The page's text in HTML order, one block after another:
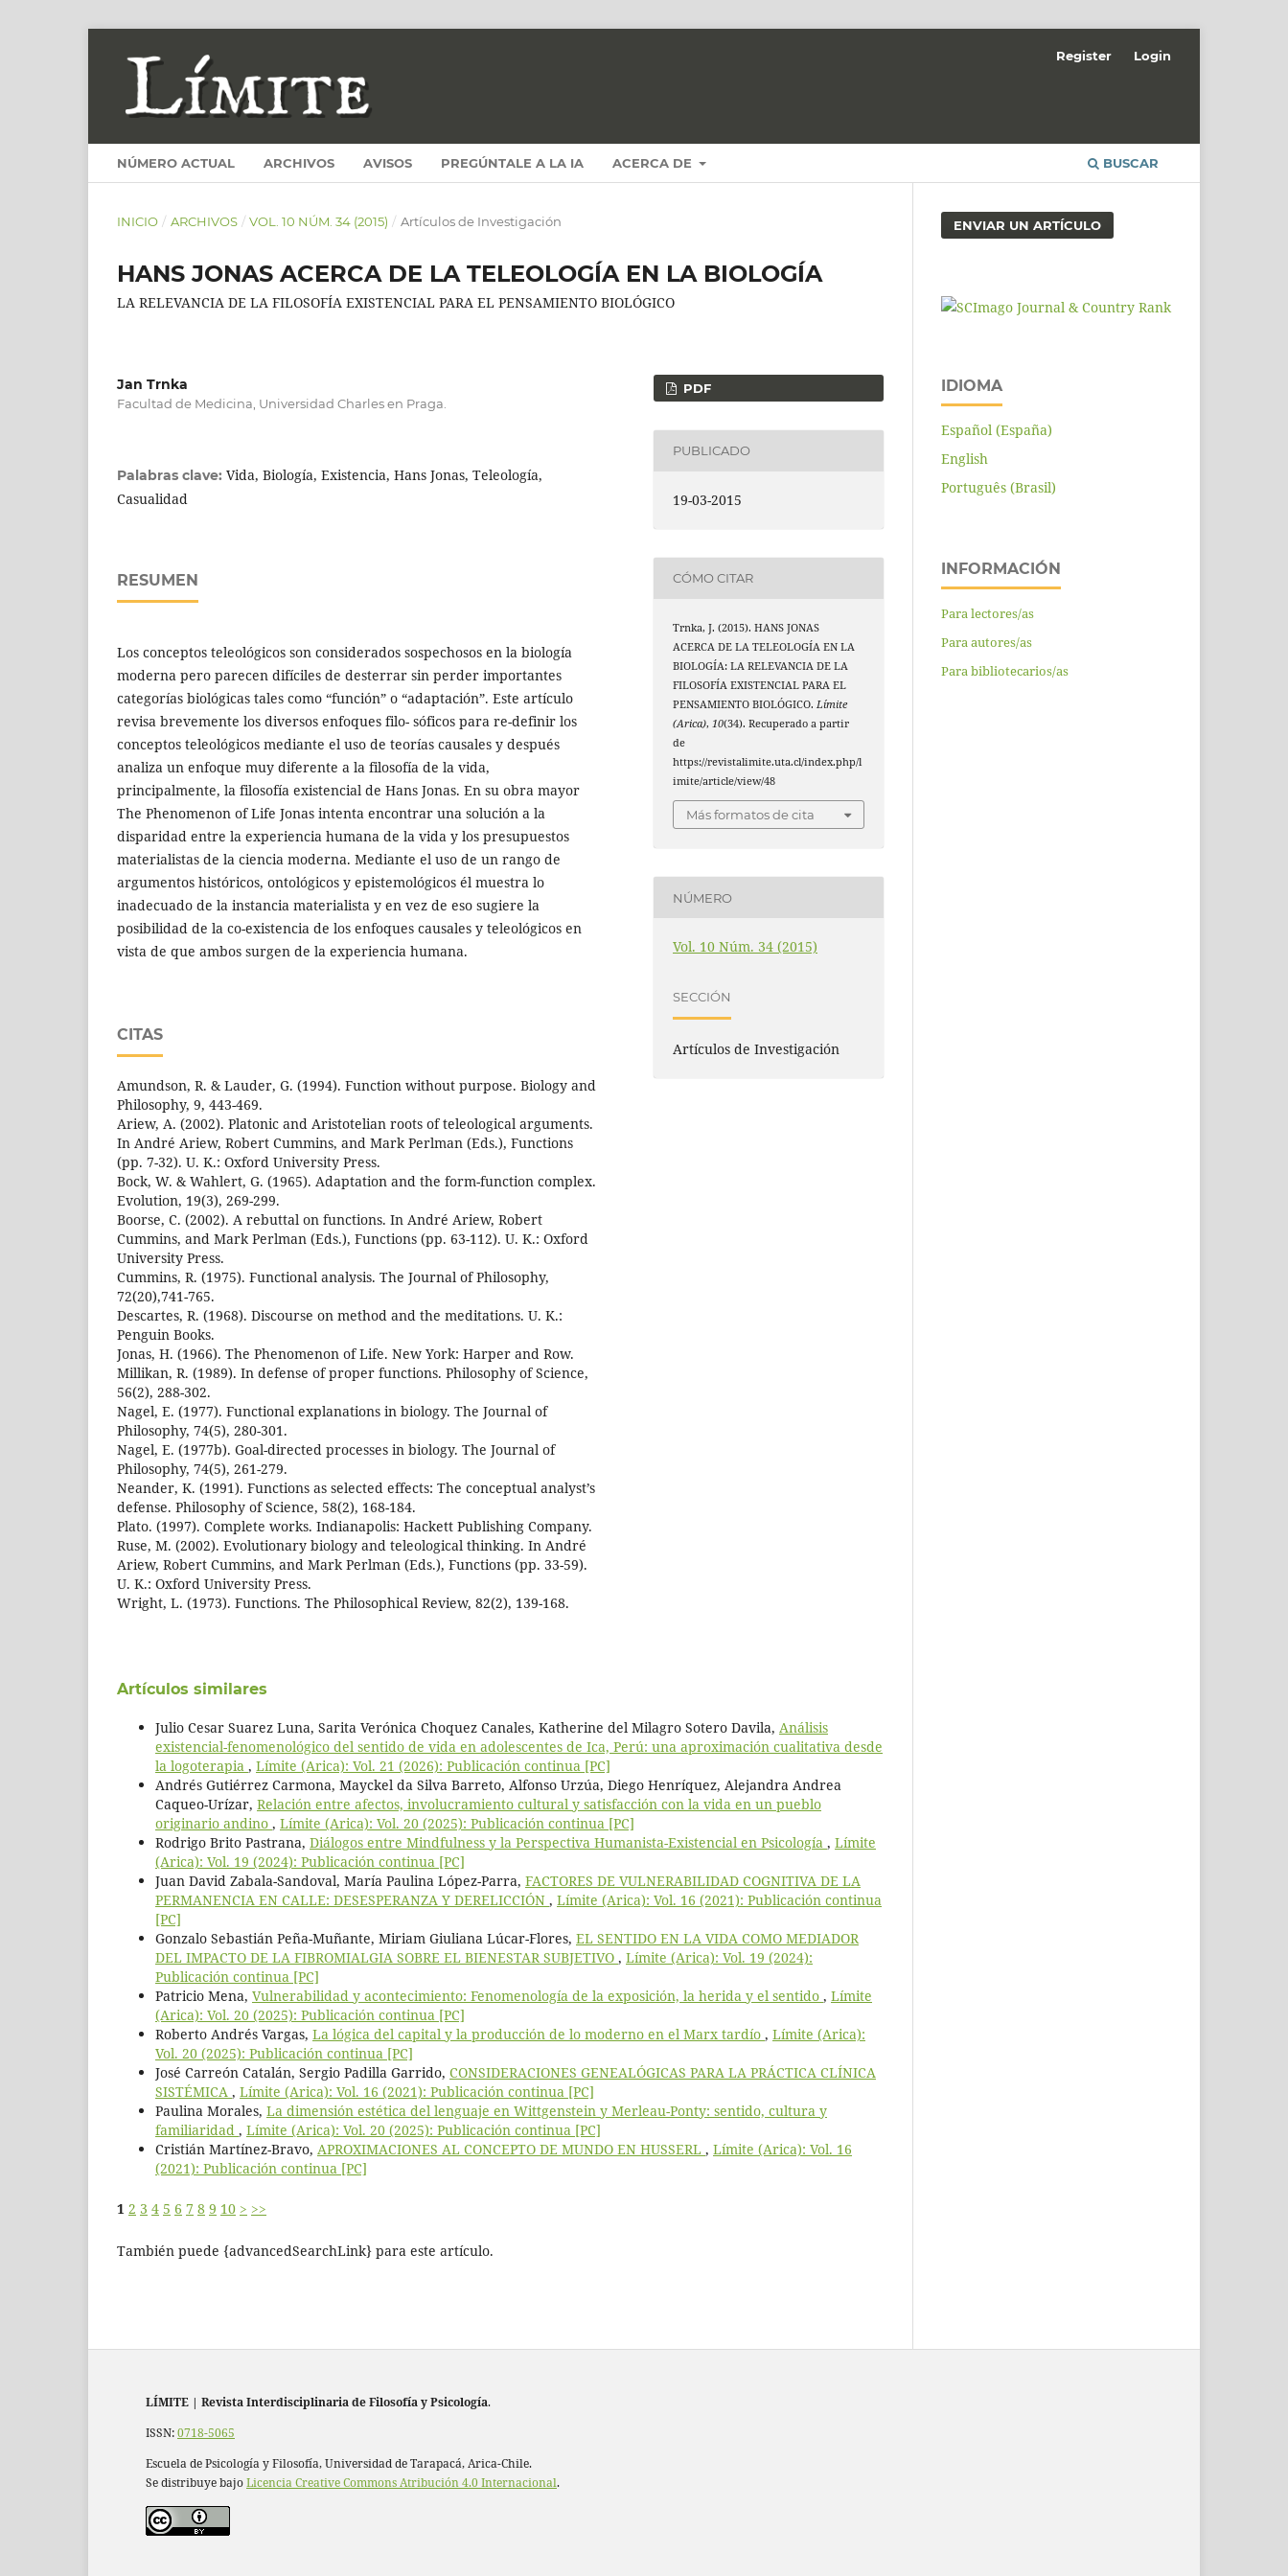
NÚMERO ACTUAL ARCHIVOS AVISOS PREGÚNTALE A LA IA ACERCA DE BUSCAR
Register Login
INICIO / ARCHIVOS / VOL. 10 NÚM. 34 (2015) / Artículos de Investigación
HANS JONAS ACERCA DE LA TELEOLOGÍA EN LA BIOLOGÍA
LA RELEVANCIA DE LA FILOSOFÍA EXISTENCIAL PARA EL PENSAMIENTO BIOLÓGICO
Jan Trnka
Facultad de Medicina, Universidad Charles en Praga.
Palabras clave: Vida, Biología, Existencia, Hans Jonas, Teleología,
Casualidad
RESUMEN
Los conceptos teleológicos son considerados sospechosos en la biología
moderna pero parecen difíciles de desterrar sin perder importantes
categorías biológicas tales como “función” o “adaptación”. Este artículo
revisa brevemente los diversos enfoques filo- sóficos para re-definir los
conceptos teleológicos mediante el uso de teorías causales y después
analiza un enfoque muy diferente a la filosofía de la vida,
principalmente, la filosofía existencial de Hans Jonas. En su obra mayor
The Phenomenon of Life Jonas intenta encontrar una solución a la
disparidad entre la experiencia humana de la vida y los presupuestos
materialistas de la ciencia moderna. Mediante el uso de un rango de
argumentos históricos, ontológicos y epistemológicos él muestra lo
inadecuado de la instancia materialista y en vez de eso sugiere la
posibilidad de la co-existencia de los enfoques causales y teleológicos en
vista de que ambos surgen de la experiencia humana.
CITAS
Amundson, R. & Lauder, G. (1994). Function without purpose. Biology and
Philosophy, 9, 443-469.
Ariew, A. (2002). Platonic and Aristotelian roots of teleological arguments.
In André Ariew, Robert Cummins, and Mark Perlman (Eds.), Functions
(pp. 7-32). U. K.: Oxford University Press.
Bock, W. & Wahlert, G. (1965). Adaptation and the form-function complex.
Evolution, 19(3), 269-299.
Boorse, C. (2002). A rebuttal on functions. In André Ariew, Robert
Cummins, and Mark Perlman (Eds.), Functions (pp. 63-112). U. K.: Oxford
University Press.
Cummins, R. (1975). Functional analysis. The Journal of Philosophy,
72(20),741-765.
Descartes, R. (1968). Discourse on method and the meditations. U. K.:
Penguin Books.
Jonas, H. (1966). The Phenomenon of Life. New York: Harper and Row.
Millikan, R. (1989). In defense of proper functions. Philosophy of Science,
56(2), 288-302.
Nagel, E. (1977). Functional explanations in biology. The Journal of
Philosophy, 74(5), 280-301.
Nagel, E. (1977b). Goal-directed processes in biology. The Journal of
Philosophy, 74(5), 261-279.
Neander, K. (1991). Functions as selected effects: The conceptual analyst’s
defense. Philosophy of Science, 58(2), 168-184.
Plato. (1997). Complete works. Indianapolis: Hackett Publishing Company.
Ruse, M. (2002). Evolutionary biology and teleological thinking. In André
Ariew, Robert Cummins, and Mark Perlman (Eds.), Functions (pp. 33-59).
U. K.: Oxford University Press.
Wright, L. (1973). Functions. The Philosophical Review, 82(2), 139-168.
PDF
PUBLICADO
19-03-2015
CÓMO CITAR
Trnka, J. (2015). HANS JONAS
ACERCA DE LA TELEOLOGÍA EN LA
BIOLOGÍA: LA RELEVANCIA DE LA
FILOSOFÍA EXISTENCIAL PARA EL
PENSAMIENTO BIOLÓGICO.Límite
(Arica),10(34). Recuperado a partir
de
https://revistalimite.uta.cl/index.php/l
imite/article/view/48
Más formatos de cita
NÚMERO
Vol. 10 Núm. 34 (2015)
SECCIÓN
Artículos de Investigación
Artículos similares
Julio Cesar Suarez Luna, Sarita Verónica Choquez Canales, Katherine del Milagro Sotero Davila, Análisis
existencial-fenomenológico del sentido de vida en adolescentes de Ica, Perú: una aproximación cualitativa desde
la logoterapia , Límite (Arica): Vol. 21 (2026): Publicación continua [PC]
Andrés Gutiérrez Carmona, Mayckel da Silva Barreto, Alfonso Urzúa, Diego Henríquez, Alejandra Andrea
Caqueo-Urízar, Relación entre afectos, involucramiento cultural y satisfacción con la vida en un pueblo
originario andino , Límite (Arica): Vol. 20 (2025): Publicación continua [PC]
Rodrigo Brito Pastrana, Diálogos entre Mindfulness y la Perspectiva Humanista-Existencial en Psicología , Límite
(Arica): Vol. 19 (2024): Publicación continua [PC]
Juan David Zabala-Sandoval, María Paulina López-Parra, FACTORES DE VULNERABILIDAD COGNITIVA DE LA
PERMANENCIA EN CALLE: DESESPERANZA Y DERELICCIÓN , Límite (Arica): Vol. 16 (2021): Publicación continua
[PC]
Gonzalo Sebastián Peña-Muñante, Miriam Giuliana Lúcar-Flores, EL SENTIDO EN LA VIDA COMO MEDIADOR
DEL IMPACTO DE LA FIBROMIALGIA SOBRE EL BIENESTAR SUBJETIVO , Límite (Arica): Vol. 19 (2024):
Publicación continua [PC]
Patricio Mena, Vulnerabilidad y acontecimiento: Fenomenología de la exposición, la herida y el sentido , Límite
(Arica): Vol. 20 (2025): Publicación continua [PC]
Roberto Andrés Vargas, La lógica del capital y la producción de lo moderno en el Marx tardío , Límite (Arica):
Vol. 20 (2025): Publicación continua [PC]
José Carreón Catalán, Sergio Padilla Garrido, CONSIDERACIONES GENEALÓGICAS PARA LA PRÁCTICA CLÍNICA
SISTÉMICA , Límite (Arica): Vol. 16 (2021): Publicación continua [PC]
Paulina Morales, La dimensión estética del lenguaje en Wittgenstein y Merleau-Ponty: sentido, cultura y
familiaridad , Límite (Arica): Vol. 20 (2025): Publicación continua [PC]
Cristián Martínez-Bravo, APROXIMACIONES AL CONCEPTO DE MUNDO EN HUSSERL , Límite (Arica): Vol. 16
(2021): Publicación continua [PC]
1 2 3 4 5 6 7 8 9 10 > >>
También puede {advancedSearchLink} para este artículo.
ENVIAR UN ARTÍCULO
IDIOMA
Español (España)
English
Português (Brasil)
INFORMACIÓN
Para lectores/as
Para autores/as
Para bibliotecarios/as
LÍMITE | Revista Interdisciplinaria de Filosofía y Psicología.
ISSN:0718-5065
Escuela de Psicología y Filosofía, Universidad de Tarapacá, Arica-Chile.
Se distribuye bajoLicencia Creative Commons Atribución 4.0 Internacional.